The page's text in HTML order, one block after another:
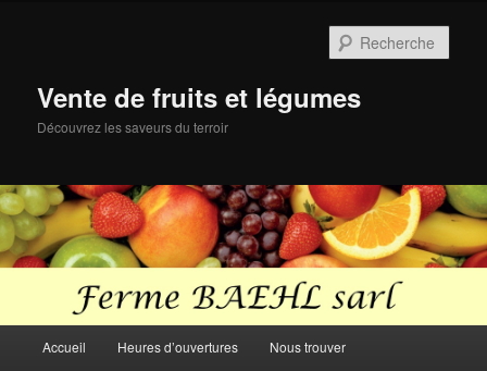
Vente de fruits et légumes
Découvrez les saveurs du terroir
principal
Accueil Heures d’ouvertures Nous trouver